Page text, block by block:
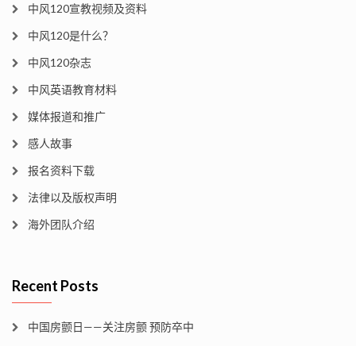
中风120宣教视频及资料
中风120是什么？
中风120杂志
中风英语教育材料
媒体报道和推广
感人故事
报名资料下载
法律以及版权声明
海外团队介绍
Recent Posts
中国房颤日——关注房颤 预防卒中